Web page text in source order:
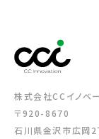
株式会社CCイノベ
〒920-8670
石川県金沢市広岡